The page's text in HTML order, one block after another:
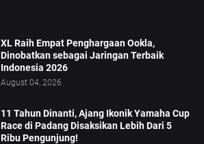
XL Raih Empat Penghargaan Ookla,
Dinobatkan sebagai Jaringan Terbaik
Indonesia 2026
August 04, 2026
11 Tahun Dinanti, Ajang Ikonik Yamaha Cup
Race di Padang Disaksikan Lebih Dari 5
Ribu Pengunjung!